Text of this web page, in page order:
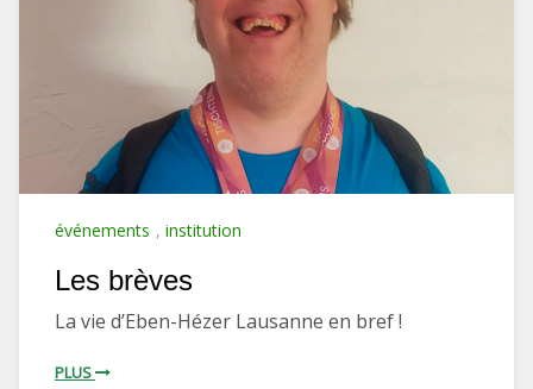
événements , institution
Les brèves
La vie d’Eben-Hézer Lausanne en bref !
PLUS